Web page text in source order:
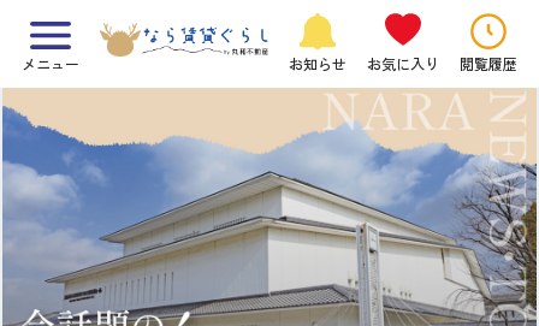
メニュー お知らせ お気に入り 閲覧履歴